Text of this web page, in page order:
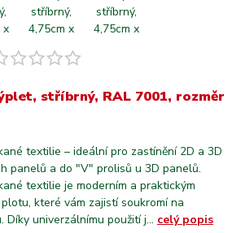
stříbrný, RAL 7001, rozměr
textilie – ideální pro zastínění 2D a 3D
panelů a do "V" prolisů u 3D panelů.
textilie je moderním a praktickým
které vám zajistí soukromí na
Díky univerzálnímu použití j... celý popis